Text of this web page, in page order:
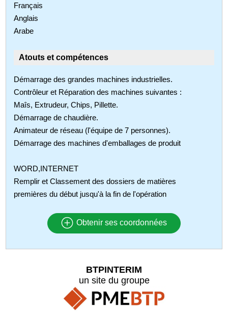
Français
Anglais
Arabe
Atouts et compétences
Démarrage des grandes machines industrielles.
Contrôleur et Réparation des machines suivantes :
Maîs, Extrudeur, Chips, Pillette.
Démarrage de chaudière.
Animateur de réseau (l'équipe de 7 personnes).
Démarrage des machines d'emballages de produit
WORD,INTERNET
Remplir et Classement des dossiers de matières
premières du début jusqu'à la fin de l'opération
Obtenir ses coordonnées
BTPINTERIM
un site du groupe